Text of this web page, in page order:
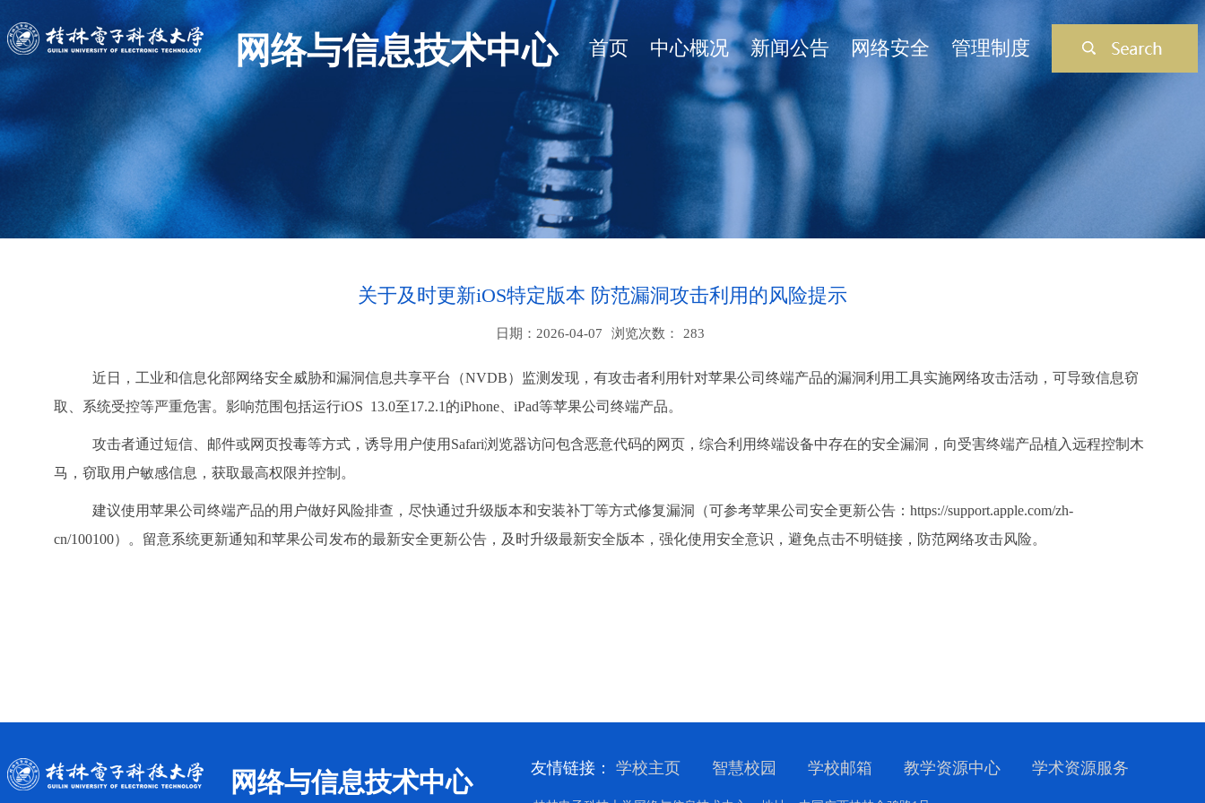
网络与信息技术中心 首页 中心概况 新闻公告 网络安全 管理制度
关于及时更新iOS特定版本 防范漏洞攻击利用的风险提示
日期：2026-04-07 浏览次数： 283
近日，工业和信息化部网络安全威胁和漏洞信息共享平台（NVDB）监测发现，有攻击者利用针对苹果公司终端产品的漏洞利用工具实施网络攻击活动，可导致信息窃
取、系统受控等严重危害。影响范围包括运行iOS 13.0至17.2.1的iPhone、iPad等苹果公司终端产品。
攻击者通过短信、邮件或网页投毒等方式，诱导用户使用Safari浏览器访问包含恶意代码的网页，综合利用终端设备中存在的安全漏洞，向受害终端产品植入远程控制木
马，窃取用户敏感信息，获取最高权限并控制。
建议使用苹果公司终端产品的用户做好风险排查，尽快通过升级版本和安装补丁等方式修复漏洞（可参考苹果公司安全更新公告：https://support.apple.com/zh-
cn/100100）。留意系统更新通知和苹果公司发布的最新安全更新公告，及时升级最新安全版本，强化使用安全意识，避免点击不明链接，防范网络攻击风险。
网络与信息技术中心 友情链接： 学校主页 智慧校园 学校邮箱 教学资源中心 学术资源服务